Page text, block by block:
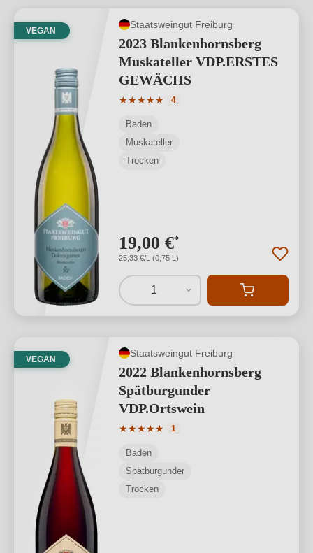
VEGAN
Staatsweingut Freiburg
2023 Blankenhornsberg
Muskateller VDP.ERSTES
GEWÄCHS
★★★★★
Durchschnittliche Bewertung von 5
4
Baden
Muskateller
Trocken
19,00 €*
25,33 €/L (0,75 L)
1
VEGAN
Staatsweingut Freiburg
2022 Blankenhornsberg
Spätburgunder
VDP.Ortswein
★★★★★
Durchschnittliche Bewertung von 5
1
Baden
Spätburgunder
Trocken